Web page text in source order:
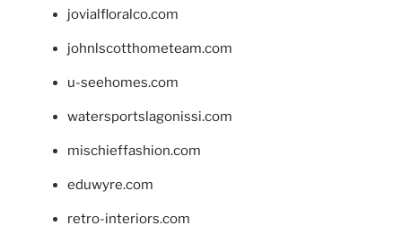
jovialfloralco.com
johnlscotthometeam.com
u-seehomes.com
watersportslagonissi.com
mischieffashion.com
eduwyre.com
retro-interiors.com